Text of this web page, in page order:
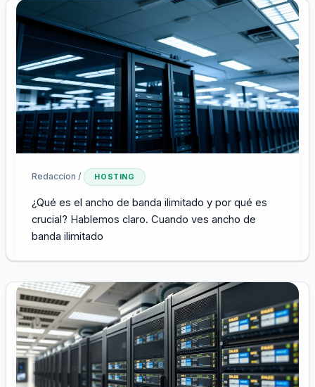
Redaccion/ HOSTING
¿Qué es el ancho de banda ilimitado y por qué es
crucial? Hablemos claro. Cuando ves ancho de
banda ilimitado